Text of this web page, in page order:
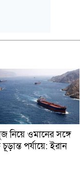
নিয়ে ওমানের সঙ্গে
চূড়ান্ত পর্যায়ে: ইরান